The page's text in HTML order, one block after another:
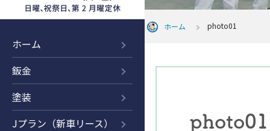
ホーム
鈑金
塗装
Jプラン（新車リース）
ホーム photo01
photo01